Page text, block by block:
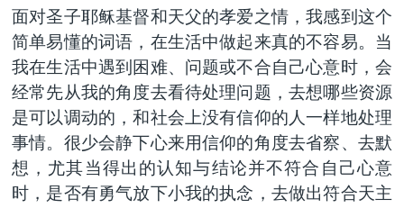
面对圣子耶稣基督和天父的孝爱之情，我感到这个
简单易懂的词语，在生活中做起来真的不容易。当
我在生活中遇到困难、问题或不合自己心意时，会
经常先从我的角度去看待处理问题，去想哪些资源
是可以调动的，和社会上没有信仰的人一样地处理
事情。很少会静下心来用信仰的角度去省察、去默
想，尤其当得出的认知与结论并不符合自己心意
时，是否有勇气放下小我的执念，去做出符合天主